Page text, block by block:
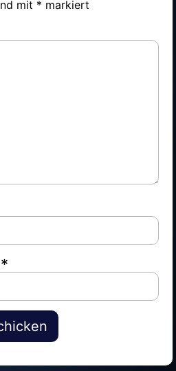
mit * markiert
*